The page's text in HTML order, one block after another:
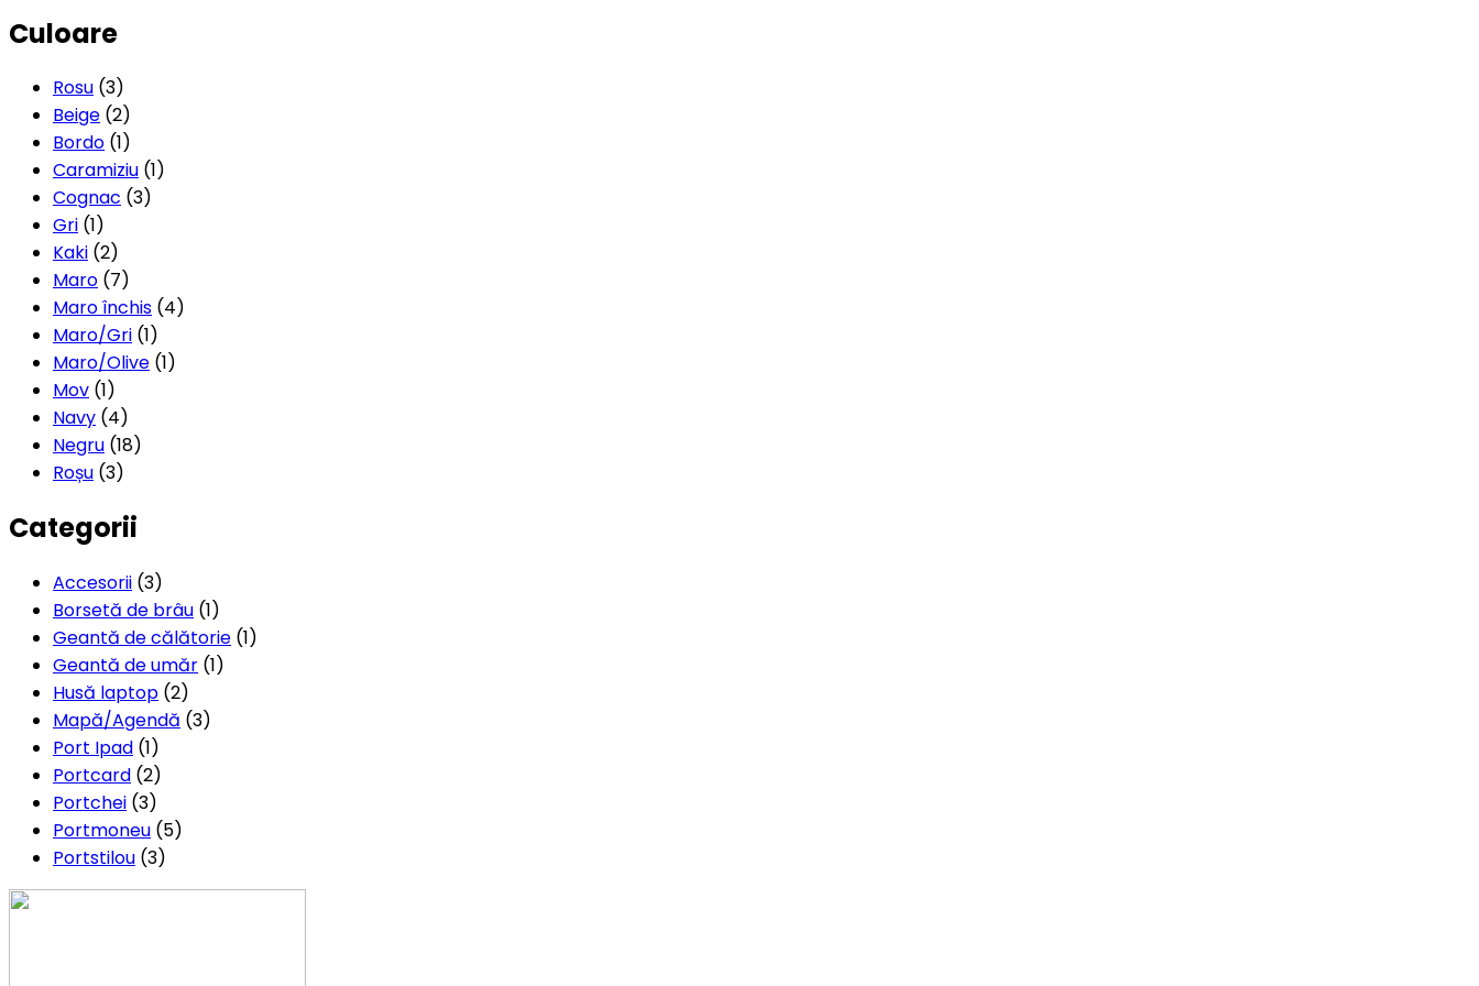
Culoare
Rosu (3)
Beige (2)
Bordo (1)
Caramiziu (1)
Cognac (3)
Gri (1)
Kaki (2)
Maro (7)
Maro închis (4)
Maro/Gri (1)
Maro/Olive (1)
Mov (1)
Navy (4)
Negru (18)
Roșu (3)
Categorii
Accesorii (3)
Borsetă de brâu (1)
Geantă de călătorie (1)
Geantă de umăr (1)
Husă laptop (2)
Mapă/Agendă (3)
Port Ipad (1)
Portcard (2)
Portchei (3)
Portmoneu (5)
Portstilou (3)